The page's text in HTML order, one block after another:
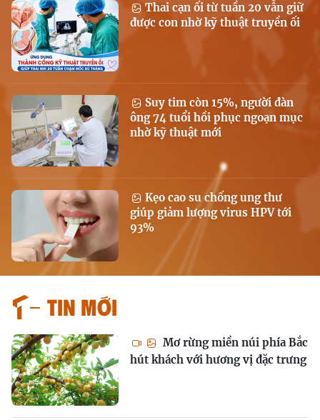
Thai cạn ối từ tuần 20 vẫn giữ
được con nhờ kỹ thuật truyền ối
Suy tim còn 15%, người đàn
ông 74 tuổi hồi phục ngoạn mục
nhờ kỹ thuật mới
Kẹo cao su chống ung thư
giúp giảm lượng virus HPV tới
93%
Tin mới
Mơ rừng miền núi phía Bắc
hút khách với hương vị đặc trưng